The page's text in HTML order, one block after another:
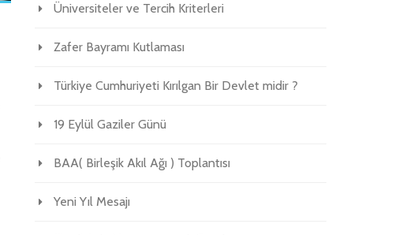
Üniversiteler ve Tercih Kriterleri
Zafer Bayramı Kutlaması
Türkiye Cumhuriyeti Kırılgan Bir Devlet midir ?
19 Eylül Gaziler Günü
BAA( Birleşik Akıl Ağı ) Toplantısı
Yeni Yıl Mesajı